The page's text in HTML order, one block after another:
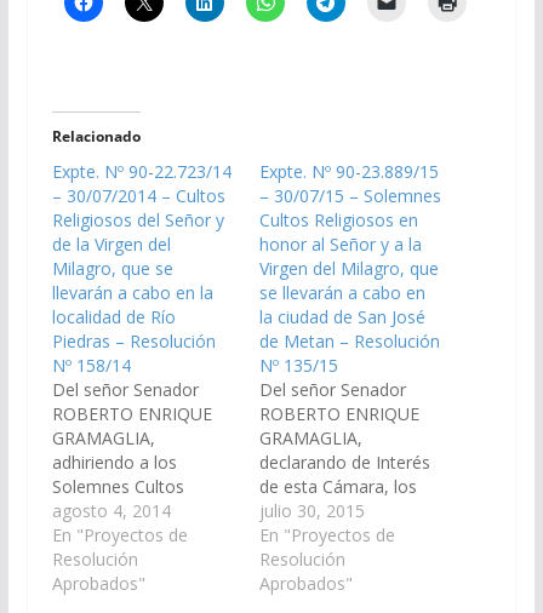
Relacionado
Expte. Nº 90-22.723/14
– 30/07/2014 – Cultos
Religiosos del Señor y
de la Virgen del
Milagro, que se
llevarán a cabo en la
localidad de Río
Piedras – Resolución
Nº 158/14
Del señor Senador
ROBERTO ENRIQUE
GRAMAGLIA,
adhiriendo a los
Solemnes Cultos
Religiosos del Señor y
de la Virgen del
Milagro, que se
llevarán a cabo en la
agosto 4, 2014
En "Proyectos de
Resolución
Aprobados"
Expte. Nº 90-23.889/15
– 30/07/15 – Solemnes
Cultos Religiosos en
honor al Señor y a la
Virgen del Milagro, que
se llevarán a cabo en
la ciudad de San José
de Metan – Resolución
Nº 135/15
Del señor Senador
ROBERTO ENRIQUE
GRAMAGLIA,
declarando de Interés
de esta Cámara, los
Solemnes Cultos
Religiosos en honor al
Señor y a la Virgen del
Milagro, que se
julio 30, 2015
En "Proyectos de
Resolución
Aprobados"